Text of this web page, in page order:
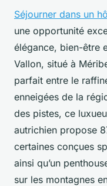
Séjourner dans un
une opportunité
élégance, bien-être
Vallon, situé à
parfait entre le
enneigées de la
des pistes, ce
autrichien propose
certaines conçues
ainsi qu’un
sur les montagnes